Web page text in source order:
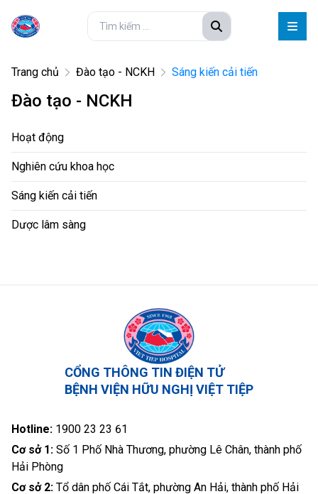
Trang chủ Đào tạo - NCKH Sáng kiến cải tiến
Đào tạo - NCKH
Hoạt động
Nghiên cứu khoa học
Sáng kiến cải tiến
Dược lâm sàng
CỔNG THÔNG TIN ĐIỆN TỬ
BỆNH VIỆN HỮU NGHỊ VIỆT TIỆP
Hotline: 1900 23 23 61
Cơ sở 1: Số 1 Phố Nhà Thương, phường Lê Chân, thành phố
Hải Phòng
Cơ sở 2: Tổ dân phố Cái Tắt, phường An Hải, thành phố Hải